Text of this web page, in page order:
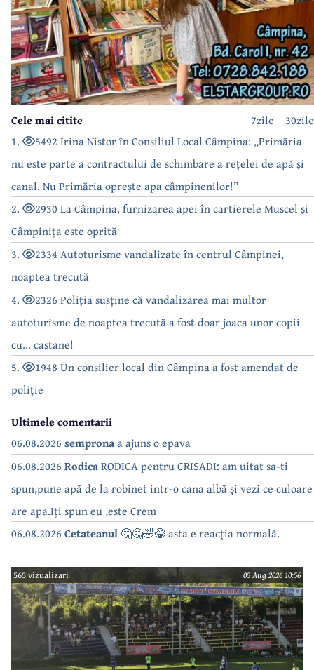
30zile
7zile
Cele mai citite
1.
5492 Irina Nistor în Consiliul Local Câmpina: „Primăria
nu este parte a contractului de schimbare a rețelei de apă și
canal. Nu Primăria oprește apa câmpinenilor!”
2.
2930 La Câmpina, furnizarea apei în cartierele Muscel și
Câmpinița este oprită
3.
2334 Autoturisme vandalizate în centrul Câmpinei,
noaptea trecută
4.
2326 Poliția susține că vandalizarea mai multor
autoturisme de noaptea trecută a fost doar joaca unor copii
cu... castane!
5.
1948 Un consilier local din Câmpina a fost amendat de
poliție
Ultimele comentarii
06.08.2026 sempronaa ajuns o epava
06.08.2026 RodicaRODICA pentru CRISADI: am uitat sa-ti
spun,pune apă de la robinet intr-o cana albă și vezi ce culoare
are apa.Iți spun eu ,este Crem
06.08.2026 Cetateanul 🤔🤔🤣😂 asta e reacția normală.
565 vizualizari 05 Aug 2026 10:56